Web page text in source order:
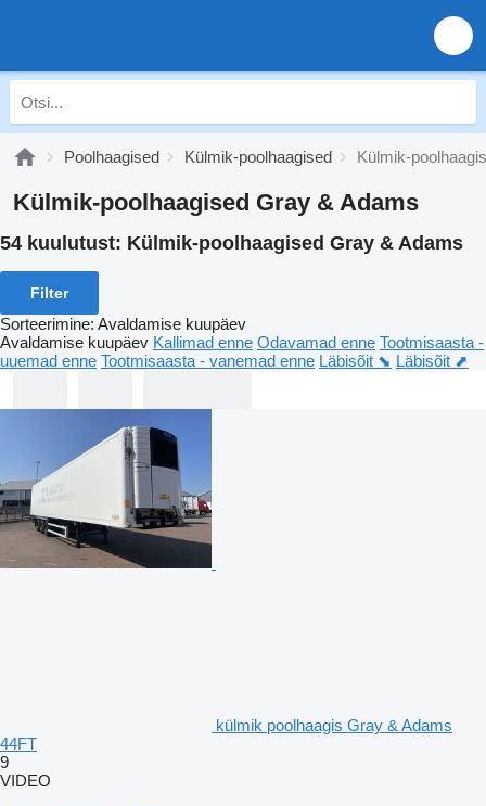
Poolhaagised Külmik-poolhaagised Külmik-
Külmik-poolhaagised Gray & Adams
54 kuulutust: Külmik-poolhaagised Gray & Adams
Filter
Sorteerimine: Avaldamise kuupäev
Avaldamise kuupäev Kallimad enne Odavamad enne Tootmisaasta -
uuemad enne Tootmisaasta - vanemad enne Läbisõit ⬊ Läbisõit ⬈
külmik poolhaagis Gray & Adams
44FT
9
VIDEO